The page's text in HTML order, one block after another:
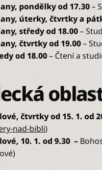
pondělky od 17.30–
úterky, čtvrtky a
středy od 18.00–
čtvrtky od 19.00–
od 18.00– Čtení a
čtvrtky od 15. 1. od
nad-bibli)
10. 1. od 9.30 –